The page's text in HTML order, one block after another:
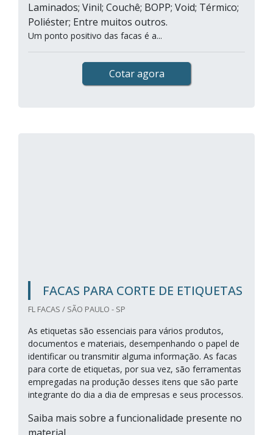
Laminados; Vinil; Couchê; BOPP; Void; Térmico;
Poliéster; Entre muitos outros.
Um ponto positivo das facas é a...
Cotar agora
FACAS PARA CORTE DE ETIQUETAS
FL FACAS / SÃO PAULO - SP
As etiquetas são essenciais para vários produtos,
documentos e materiais, desempenhando o papel de
identificar ou transmitir alguma informação. As facas
para corte de etiquetas, por sua vez, são ferramentas
empregadas na produção desses itens que são parte
integrante do dia a dia de empresas e seus processos.
Saiba mais sobre a funcionalidade presente no